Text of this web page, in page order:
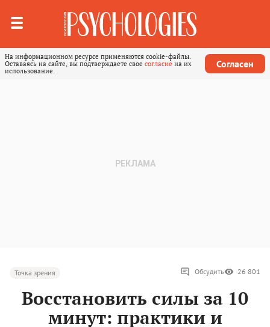
На информационном ресурсе применяются cookie-файлы.
Оставаясь на сайте, вы подтверждаете свое согласие на их
использование.
Согласен
Точка зрения Обсудить 26 801
Восстановить силы за 10
минут: практики и